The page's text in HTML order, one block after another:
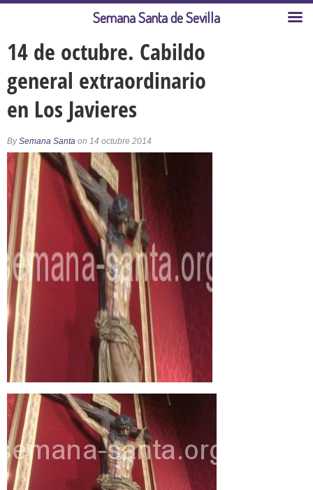
14 de octubre. Cabildo
general extraordinario
en Los Javieres
BySemana Santa on 14 octubre 2014
Semana Santa de Sevilla